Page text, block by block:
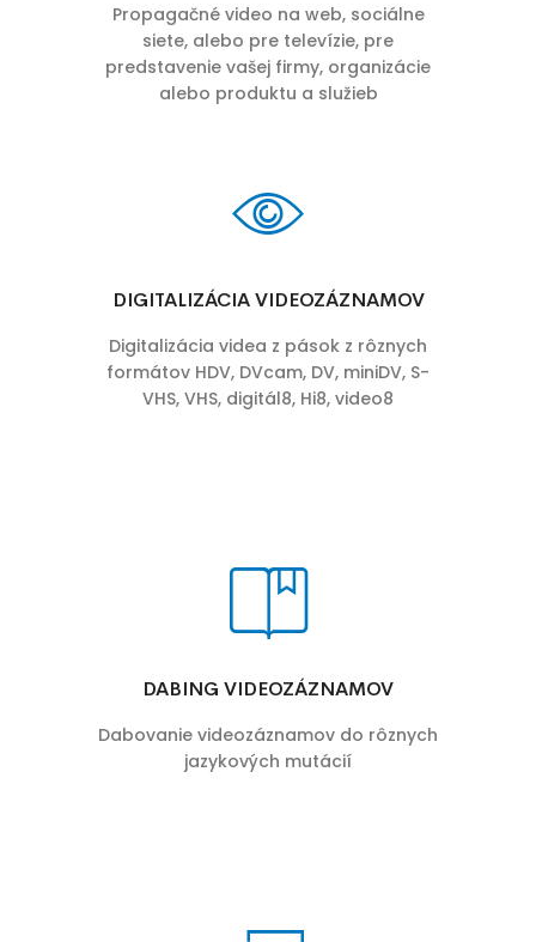
Propagačné video na web, sociálne
siete, alebo pre televízie, pre
predstavenie vašej firmy, organizácie
alebo produktu a služieb
DIGITALIZÁCIA VIDEOZÁZNAMOV
Digitalizácia videa z pások z rôznych
formátov HDV, DVcam, DV, miniDV, S-
VHS, VHS, digitál8, Hi8, video8
DABING VIDEOZÁZNAMOV
Dabovanie videozáznamov do rôznych
jazykových mutácií